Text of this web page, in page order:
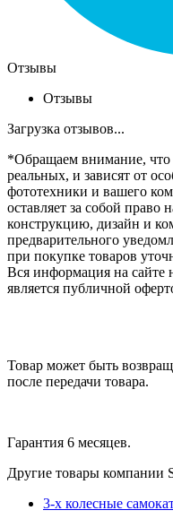
Отзывы
Отзывы
Загрузка отзывов...
*Обращаем внимание, что
реальных, и зависят от
фототехники и вашего
оставляет за собой право
конструкцию, дизайн и
предварительного
при покупке товаров
Вся информация на сайте
является публичной
Товар может быть
после передачи товара.
Гарантия 6 месяцев.
Другие товары компании
3-х колесные